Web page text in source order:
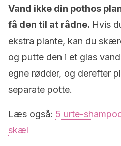
Vand ikke din pothos
få den til at rådne. Hvis
ekstra plante, kan du
og putte den i et glas
egne rødder, og derefter
separate potte.
Læs også: 5 urte-
skæl